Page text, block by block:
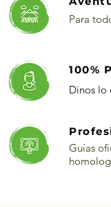
Para
100%
Dinos lo
Guías